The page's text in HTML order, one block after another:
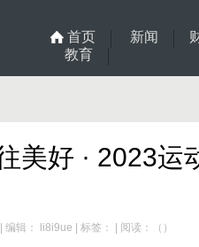
首页 新闻
教育
美好 · 2023运
编辑： li8i9ue 标签： 阅读： （ ）